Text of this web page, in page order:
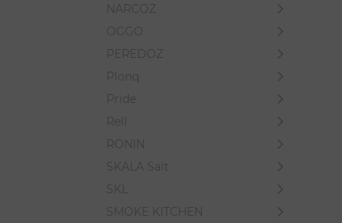
NARCOZ
OGGO
PEREDOZ
Plonq
Pride
Rell
RONIN
SKALA Salt
SKL
SMOKE KITCHEN